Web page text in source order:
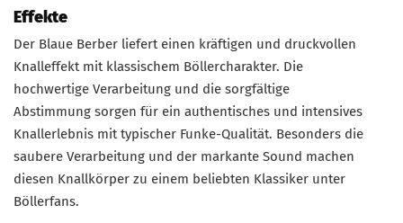
Effekte
Der Blaue Berber liefert einen kräftigen und druckvollen
Knalleffekt mit klassischem Böllercharakter. Die
hochwertige Verarbeitung und die sorgfältige
Abstimmung sorgen für ein authentisches und intensives
Knallerlebnis mit typischer Funke-Qualität. Besonders die
saubere Verarbeitung und der markante Sound machen
diesen Knallkörper zu einem beliebten Klassiker unter
Böllerfans.